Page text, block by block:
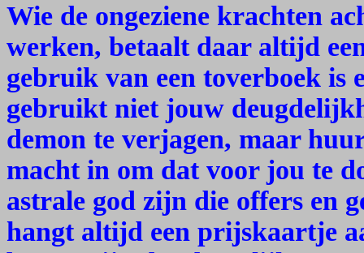
Wie de ongeziene krachten
werken, betaalt daar altijd
gebruik van een toverboek is
gebruikt niet jouw
demon te verjagen, maar
macht in om dat voor jou te
astrale god zijn die offers en
hangt altijd een prijskaartje